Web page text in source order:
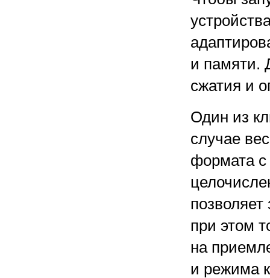
и памяти.
сжатия и
Один из
случае
формата
при этом
на
и режима